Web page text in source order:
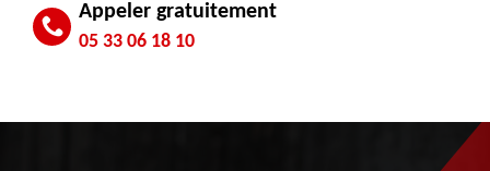
Appeler gratuitement
05 33 06 18 10